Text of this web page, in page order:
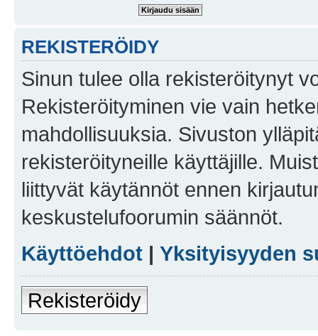
REKISTERÖIDY
Sinun tulee olla rekisteröitynyt
Rekisteröityminen vie vain
mahdollisuuksia. Sivuston
rekisteröityneille käyttäjille.
liittyvät käytännöt ennen
keskustelufoorumin säännöt.
Käyttöehdot | Yksityisyyden
Rekisteröidy